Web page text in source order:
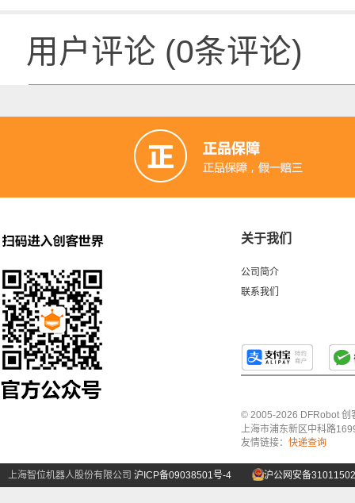
用户评论 (0条评论)
关于我们
公司简介
联系我们
© 2005-2026 DFRobot 创
上海市浦东新区中科路
友情链接： 快递查询
上海智位机器人股份有限公司 沪ICP备09038501号-4 沪公网安备